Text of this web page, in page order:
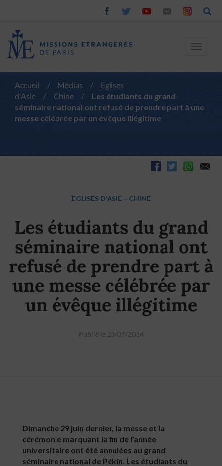
Toggle
Accueil / Médias /
Eglises
d'Asie
/ Chine /
Les étudiants du grand
séminaire national ont refusé de prendre part à une
messe célébrée par un évêque illégitime
EGLISES D'ASIE – CHINE
Les étudiants du grand
séminaire national ont
refusé de prendre part à
une messe célébrée par
un évêque illégitime
Publié le 23/07/2014
Dimanche 29 juin dernier, la messe et la
cérémonie marquant la fin de l’année
universitaire ont été annulées au grand
séminaire national de Pékin. Les étudiants du